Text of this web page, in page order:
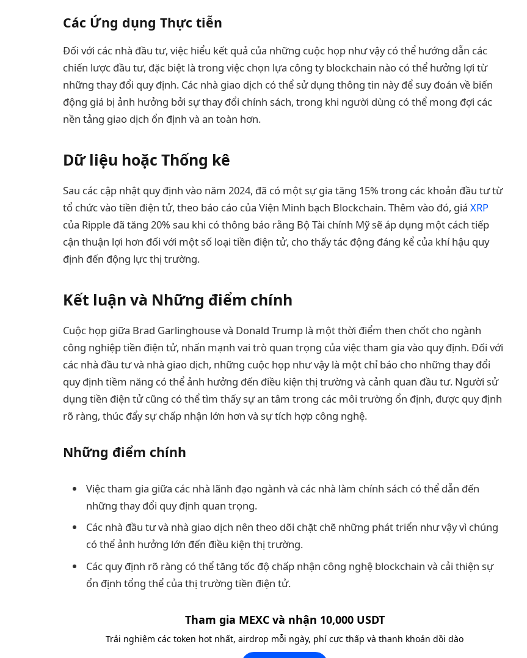
Các Ứng dụng Thực tiễn
Đối với các nhà đầu tư, việc hiểu kết quả của những cuộc họp như vậy có thể hướng dẫn các
chiến lược đầu tư, đặc biệt là trong việc chọn lựa công ty blockchain nào có thể hưởng lợi từ
những thay đổi quy định. Các nhà giao dịch có thể sử dụng thông tin này để suy đoán về biến
động giá bị ảnh hưởng bởi sự thay đổi chính sách, trong khi người dùng có thể mong đợi các
nền tảng giao dịch ổn định và an toàn hơn.
Dữ liệu hoặc Thống kê
Sau các cập nhật quy định vào năm 2024, đã có một sự gia tăng 15% trong các khoản đầu tư từ
tổ chức vào tiền điện tử, theo báo cáo của Viện Minh bạch Blockchain. Thêm vào đó, giá XRP
của Ripple đã tăng 20% sau khi có thông báo rằng Bộ Tài chính Mỹ sẽ áp dụng một cách tiếp
cận thuận lợi hơn đối với một số loại tiền điện tử, cho thấy tác động đáng kể của khí hậu quy
định đến động lực thị trường.
Kết luận và Những điểm chính
Cuộc họp giữa Brad Garlinghouse và Donald Trump là một thời điểm then chốt cho ngành
công nghiệp tiền điện tử, nhấn mạnh vai trò quan trọng của việc tham gia vào quy định. Đối với
các nhà đầu tư và nhà giao dịch, những cuộc họp như vậy là một chỉ báo cho những thay đổi
quy định tiềm năng có thể ảnh hưởng đến điều kiện thị trường và cảnh quan đầu tư. Người sử
dụng tiền điện tử cũng có thể tìm thấy sự an tâm trong các môi trường ổn định, được quy định
rõ ràng, thúc đẩy sự chấp nhận lớn hơn và sự tích hợp công nghệ.
Những điểm chính
Việc tham gia giữa các nhà lãnh đạo ngành và các nhà làm chính sách có thể dẫn đến
những thay đổi quy định quan trọng.
Các nhà đầu tư và nhà giao dịch nên theo dõi chặt chẽ những phát triển như vậy vì chúng
có thể ảnh hưởng lớn đến điều kiện thị trường.
Các quy định rõ ràng có thể tăng tốc độ chấp nhận công nghệ blockchain và cải thiện sự
ổn định tổng thể của thị trường tiền điện tử.
Tham gia MEXC và nhận 10,000 USDT
Trải nghiệm các token hot nhất, airdrop mỗi ngày, phí cực thấp và thanh khoản dồi dào